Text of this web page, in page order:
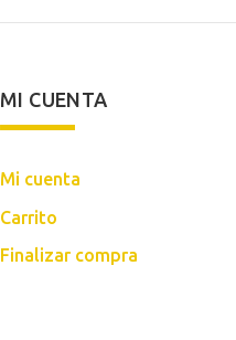
MI CUENTA
Mi cuenta
Carrito
Finalizar compra